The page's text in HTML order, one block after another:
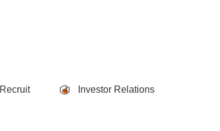
Recruit Investor Relations